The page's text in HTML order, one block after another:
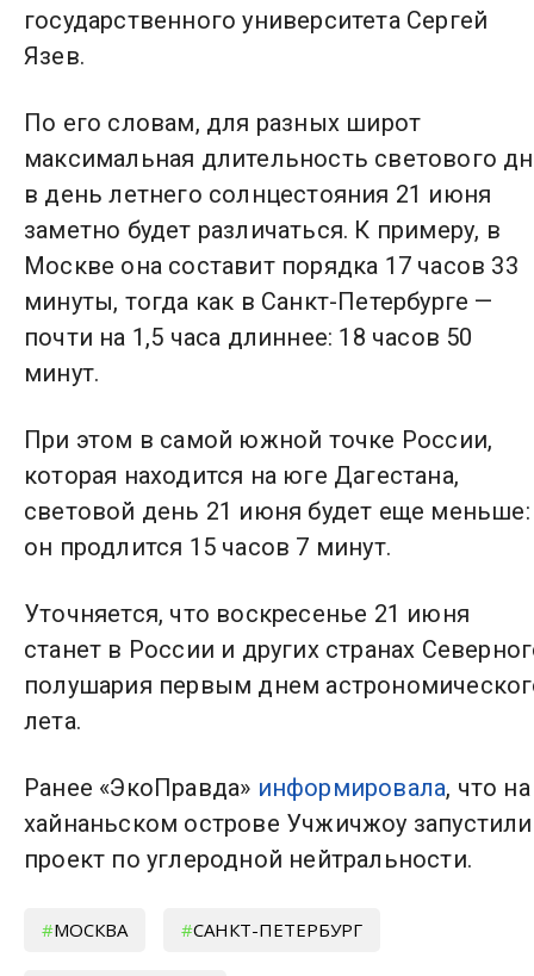
государственного университета Сергей
Язев.
По его словам, для разных широт
максимальная длительность светового
в день летнего солнцестояния 21 июня
заметно будет различаться. К примеру, в
Москве она составит порядка 17 часов 33
минуты, тогда как в Санкт-Петербурге —
почти на 1,5 часа длиннее: 18 часов 50
минут.
При этом в самой южной точке России,
которая находится на юге Дагестана,
световой день 21 июня будет еще меньше:
он продлится 15 часов 7 минут.
Уточняется, что воскресенье 21 июня
станет в России и других странах
полушария первым днем
лета.
Ранее «ЭкоПравда» информировала, что на
хайнаньском острове Учжичжоу запустили
проект по углеродной нейтральности.
МОСКВА САНКТ-ПЕТЕРБУРГ